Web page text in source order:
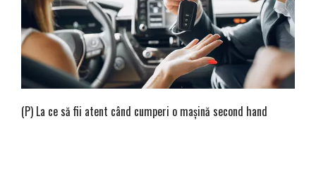
(P) La ce să fii atent când cumperi o mașină second hand